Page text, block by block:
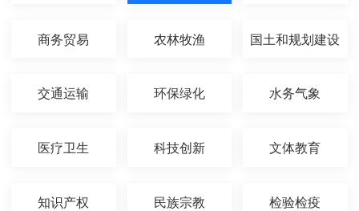
商务贸易 农林牧渔 国土和规划建设
交通运输 环保绿化 水务气象
医疗卫生 科技创新 文体教育
知识产权 民族宗教 检验检疫